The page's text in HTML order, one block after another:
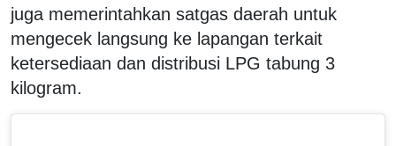
juga memerintahkan satgas daerah untuk
mengecek langsung ke lapangan terkait
ketersediaan dan distribusi LPG tabung 3
kilogram.